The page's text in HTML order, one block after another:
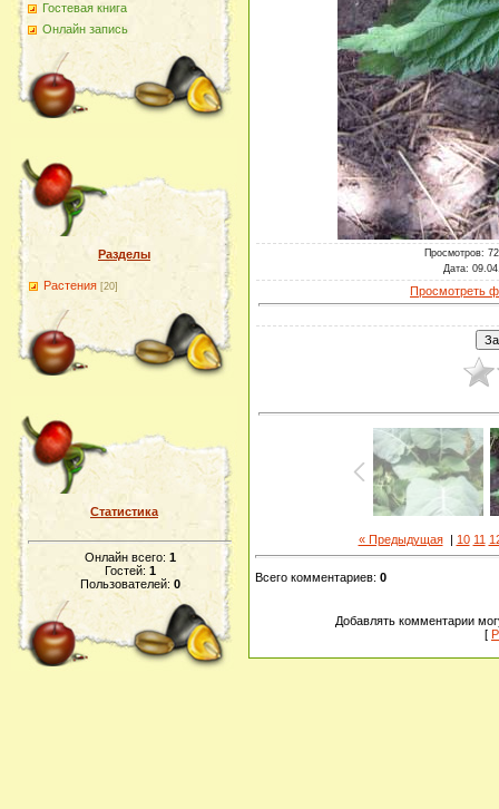
Гостевая книга
Онлайн запись
Разделы
Растения [20]
Статистика
Онлайн всего: 1
Гостей: 1
Пользователей: 0
Просмотров:
Дата:
Просмотреть
« Предыдущая| 10 11
Всего комментариев: 0
Добавлять комментарии
[